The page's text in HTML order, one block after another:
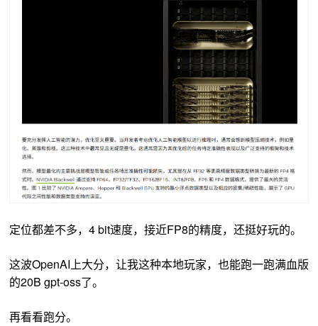
定位都差不多，4 bit速度，接近FP8的精度，还挺好玩的。
这波OpenAI上大分，让我这种本地玩家，也能跑一跑满血版
的20B gpt-oss了。
再看看跑分。